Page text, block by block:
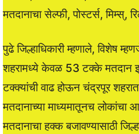
मतदानाचा सेल्फी, पोस्टर्स, मिम्स्,
पुढे जिल्हाधिकारी म्हणाले, विशेष
शहरामध्ये केवळ 53 टक्के मतदान
टक्क्यांची वाढ होऊन चंद्रपूर
मतदानाच्या माध्यमातूनच
मतदानाचा हक्क बजावण्यासाठी